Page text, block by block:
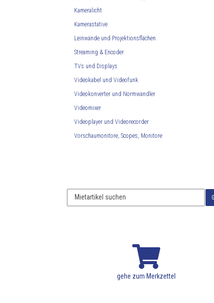
Kameralicht
Kamerastative
Leinwände und Projektionsflächen
Streaming & Encoder
TVs und Displays
Videokabel und Videofunk
Videokonverter und Normwandler
Videomixer
Videoplayer und Videorecorder
Vorschaumonitore, Scopes, Monitore

gehe zum Merkzettel